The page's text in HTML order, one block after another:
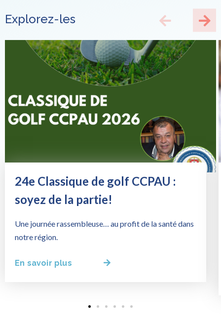
Explorez-les
24e Classique de golf CCPAU :
soyez de la partie!
Une journée rassembleuse… au profit de la santé dans
notre région.
En savoir plus